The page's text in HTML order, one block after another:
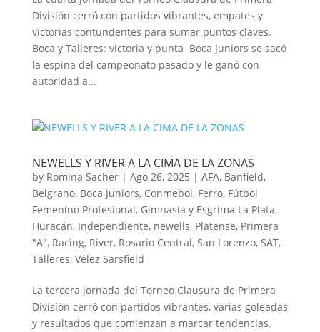
División cerró con partidos vibrantes, empates y
victorias contundentes para sumar puntos claves.
Boca y Talleres: victoria y punta Boca Juniors se sacó
la espina del campeonato pasado y le ganó con
autoridad a...
NEWELLS Y RIVER A LA CIMA DE LA ZONAS
by Romina Sacher| Ago 26, 2025 | AFA, Banfield,
Belgrano, Boca Juniors, Conmebol, Ferro, Fútbol
Femenino Profesional, Gimnasia y Esgrima La Plata,
Huracán, Independiente, newells, Platense, Primera
"A", Racing, River, Rosario Central, San Lorenzo, SAT,
Talleres, Vélez Sarsfield
La tercera jornada del Torneo Clausura de Primera
División cerró con partidos vibrantes, varias goleadas
y resultados que comienzan a marcar tendencias.